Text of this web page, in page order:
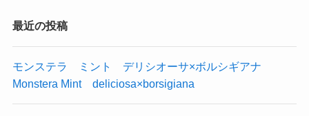
最近の投稿
モンステラ ミント デリシオーサ×ボルシギアナ
Monstera Mint deliciosa×borsigiana